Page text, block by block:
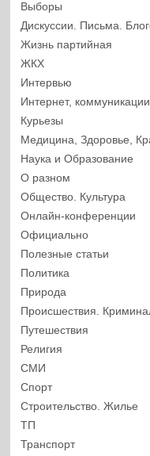
Выборы
Дискуссии. Письма.
Жизнь партийная
ЖКХ
Интервью
Интернет,
Курьезы
Медицина, Здоровье,
Наука и Образование
О разном
Общество. Культура
Онлайн-конференции
Официально
Полезные статьи
Политика
Природа
Происшествия.
Путешествия
Религия
СМИ
Спорт
Строительство. Жилье
ТП
Транспорт